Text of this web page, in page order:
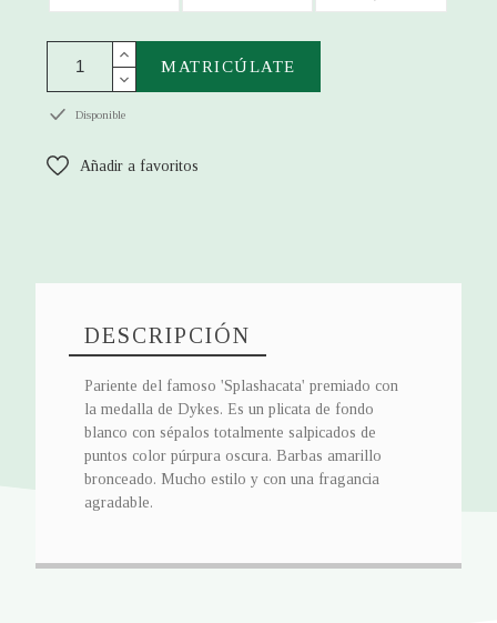
MATRICÚLATE
Disponible
Añadir a favoritos
DESCRIPCIÓN
Pariente del famoso 'Splashacata' premiado con
la medalla de Dykes. Es un plicata de fondo
blanco con sépalos totalmente salpicados de
puntos color púrpura oscura. Barbas amarillo
bronceado. Mucho estilo y con una fragancia
agradable.